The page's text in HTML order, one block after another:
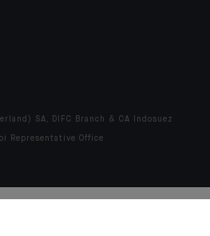
SA, DIFC Branch & CA Indosuez
Representative Office